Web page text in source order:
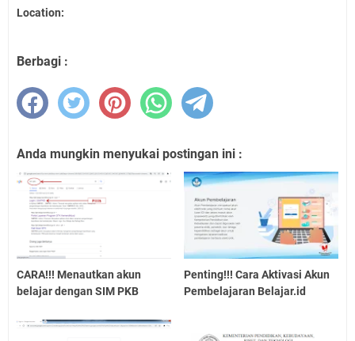
Location:
Berbagi :
Anda mungkin menyukai postingan ini :
CARA!!! Menautkan akun
belajar dengan SIM PKB
Penting!!! Cara Aktivasi Akun
Pembelajaran Belajar.id